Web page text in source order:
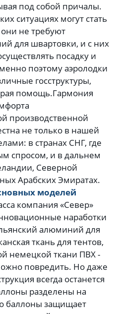
под собой причалы.
ситуациях могут стать
не требуют
для швартовки, и с них
посадку и
поэтому аэролодки
госструктуры,
помощь.Гармония
производственной
не только в нашей
в странах СНГ, где
спросом, и в дальнем
Северной
Арабских Эмиратах.
моделей
компания «Север»
наработки
алюминий для
ткань для тентов,
немецкой ткани ПВХ -
повредить. Но даже
всегда останется
разделены на
баллоны защищает